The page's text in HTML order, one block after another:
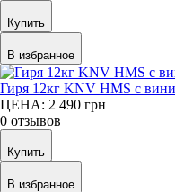
Купить
В избранное
Гиря 12кг KNV HMS с
ЦЕНА: 2 490 грн
0 отзывов
Купить
В избранное